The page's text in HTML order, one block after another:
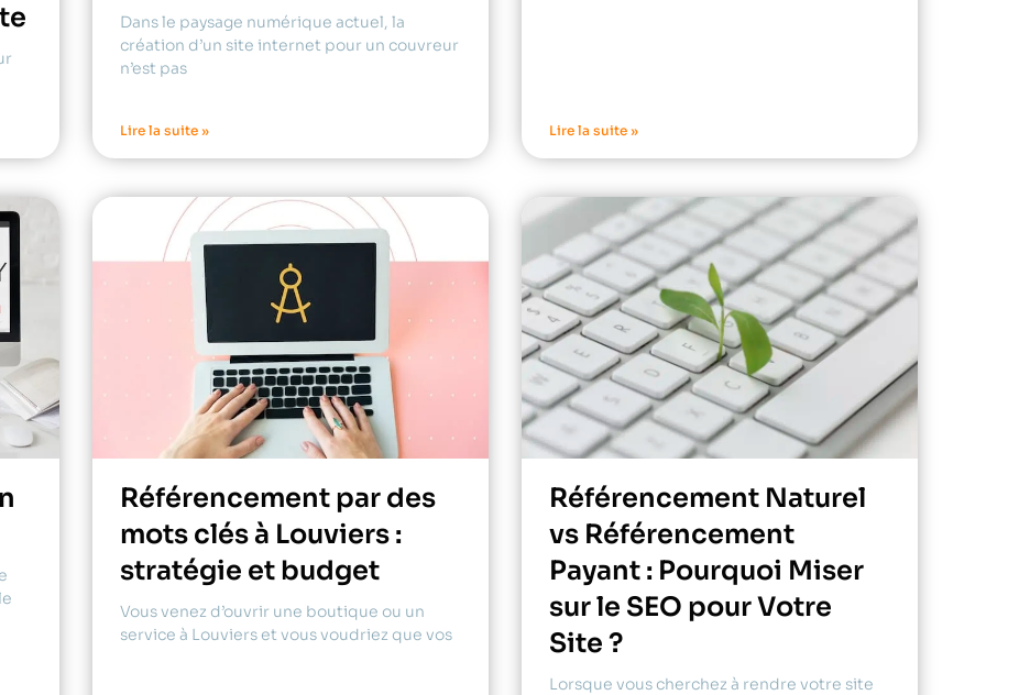
Dans le paysage numérique actuel, la
création d’un site internet pour un couvreur
n’est pas
Lire la suite » Lire la suite »
Référencement par des
mots clés à Louviers :
stratégie et budget
Vous venez d’ouvrir une boutique ou un
service à Louviers et vous voudriez que vos
Référencement Naturel
vs Référencement
Payant : Pourquoi Miser
sur le SEO pour Votre
Site ?
Lorsque vous cherchez à rendre votre site